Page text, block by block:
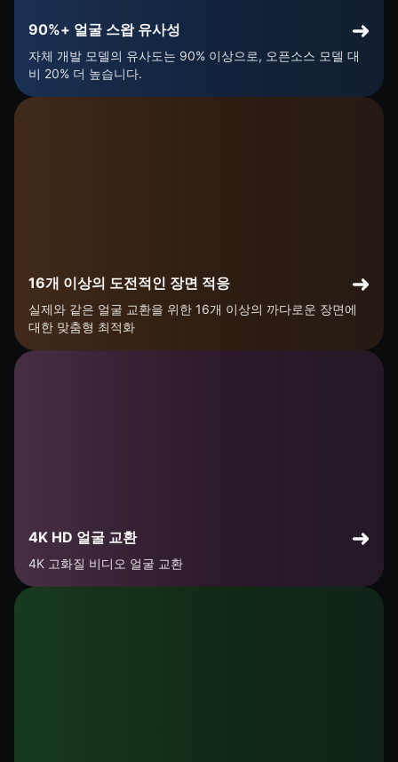
90%+ 얼굴 스왑 유사성
자체 개발 모델의 유사도는 90% 이상으로, 오픈소스 모델 대
비 20% 더 높습니다.
16개 이상의 도전적인 장면 적응
실제와 같은 얼굴 교환을 위한 16개 이상의 까다로운 장면에
대한 맞춤형 최적화
4K HD 얼굴 교환
4K 고화질 비디오 얼굴 교환